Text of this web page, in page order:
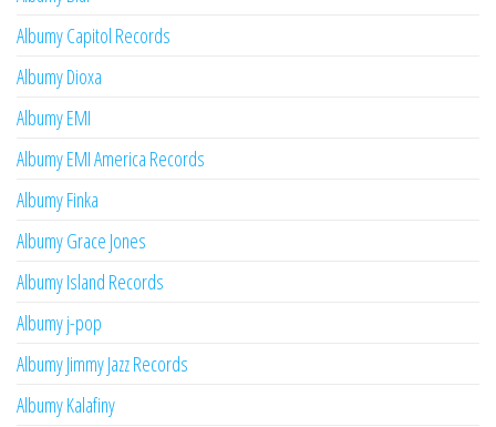
Albumy Capitol Records
Albumy Dioxa
Albumy EMI
Albumy EMI America Records
Albumy Finka
Albumy Grace Jones
Albumy Island Records
Albumy j-pop
Albumy Jimmy Jazz Records
Albumy Kalafiny